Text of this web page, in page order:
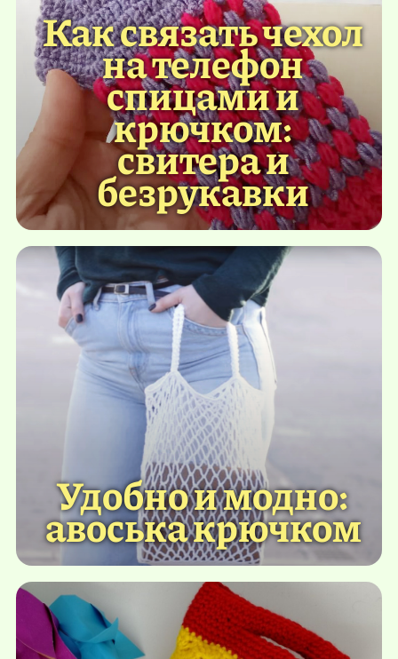
Как связать чехол
на телефон
спицами и
крючком:
свитера и
безрукавки
Удобно и модно:
авоська крючком